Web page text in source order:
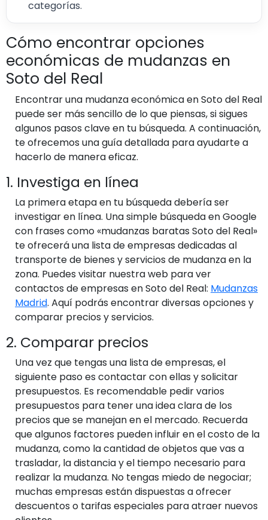
categorías.
Cómo encontrar opciones
económicas de mudanzas en
Soto del Real
Encontrar una mudanza económica en Soto del Real
puede ser más sencillo de lo que piensas, si sigues
algunos pasos clave en tu búsqueda. A continuación,
te ofrecemos una guía detallada para ayudarte a
hacerlo de manera eficaz.
1. Investiga en línea
La primera etapa en tu búsqueda debería ser
investigar en línea. Una simple búsqueda en Google
con frases como «mudanzas baratas Soto del Real»
te ofrecerá una lista de empresas dedicadas al
transporte de bienes y servicios de mudanza en la
zona. Puedes visitar nuestra web para ver
contactos de empresas en Soto del Real: Mudanzas
Madrid. Aquí podrás encontrar diversas opciones y
comparar precios y servicios.
2. Comparar precios
Una vez que tengas una lista de empresas, el
siguiente paso es contactar con ellas y solicitar
presupuestos. Es recomendable pedir varios
presupuestos para tener una idea clara de los
precios que se manejan en el mercado. Recuerda
que algunos factores pueden influir en el costo de la
mudanza, como la cantidad de objetos que vas a
trasladar, la distancia y el tiempo necesario para
realizar la mudanza. No tengas miedo de negociar;
muchas empresas están dispuestas a ofrecer
descuentos o tarifas especiales para atraer nuevos